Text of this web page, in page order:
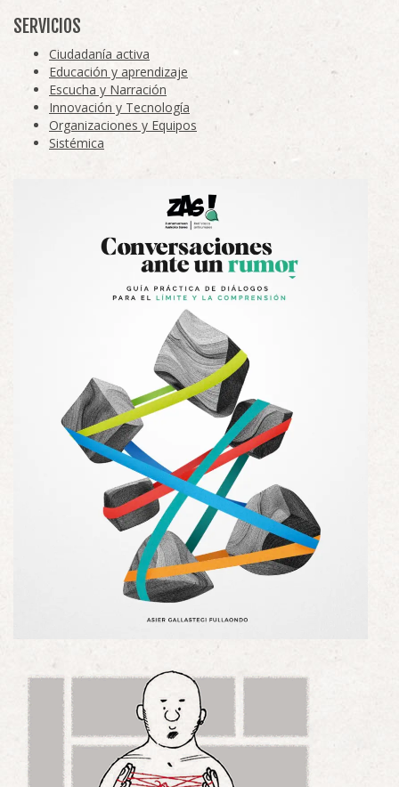
SERVICIOS
Ciudadanía activa
Educación y aprendizaje
Escucha y Narración
Innovación y Tecnología
Organizaciones y Equipos
Sistémica